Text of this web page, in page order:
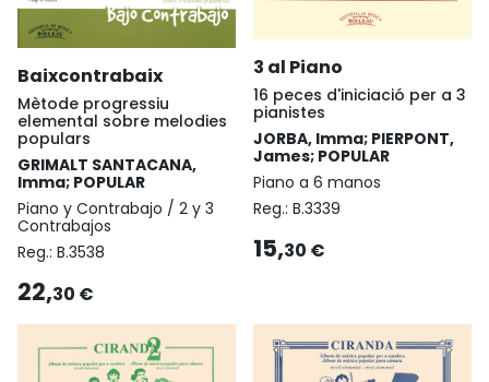
Baixcontrabaix
Mètode progressiu
elemental sobre melodies
populars
GRIMALT SANTACANA,
Imma; POPULAR
Piano y Contrabajo / 2 y 3
Contrabajos
Reg.: B.3538
22,30 €
3 al Piano
16 peces d'iniciació per a 3
pianistes
JORBA, Imma; PIERPONT,
James; POPULAR
Piano a 6 manos
Reg.: B.3339
15,30 €